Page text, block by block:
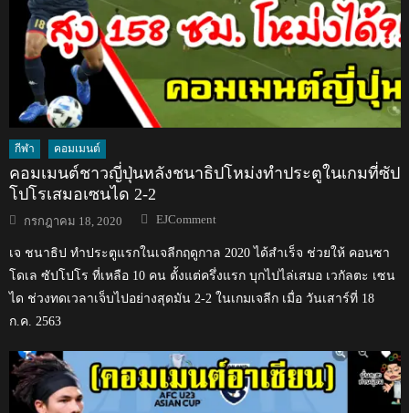
กีฬา คอมเมนต์
คอมเมนต์ชาวญี่ปุ่นหลังชนาธิปโหม่งทำประตูในเกมที่ซัป
โปโรเสมอเซนได 2-2
Posted
on
กรกฎาคม 18, 2020 Author
EJComment
เจ ชนาธิป ทำประตูแรกในเจลีกฤดูกาล 2020 ได้สำเร็จ ช่วยให้ คอนซา
โดเล ซัปโปโร ที่เหลือ 10 คน ตั้งแต่ครึ่งแรก บุกไปไล่เสมอ เวกัลตะ เซน
ได ช่วงทดเวลาเจ็บไปอย่างสุดมัน 2-2 ในเกมเจลีก เมื่อ วันเสาร์ที่ 18
ก.ค. 2563